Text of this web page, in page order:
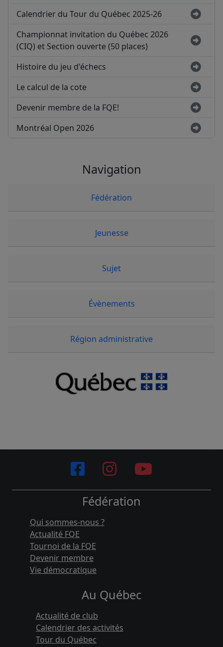
Calendrier du Tour du Québec 2025-26
Championnat invitation du Québec 2026
(CIQ) et Section ouverte (50 places)
Histoire du jeu d'échecs
Le calcul de la cote
Devenir membre de la FQE!
Montréal Open 2026
Navigation
Fédération
Jeunesse
Sujet
Évènements
Région administrative
Fédération
Qui sommes-nous ?
Actualité FQE
Tournoi de la FQE
Devenir membre
Vie démocratique
Au Québec
Actualité de club
Calendrier des activités
Tour du Québec